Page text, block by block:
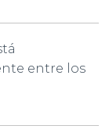
entre los